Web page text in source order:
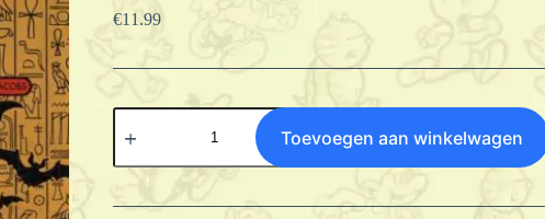
€11.99
Blake
en
4
Het
Toevoegen aan winkelwagen